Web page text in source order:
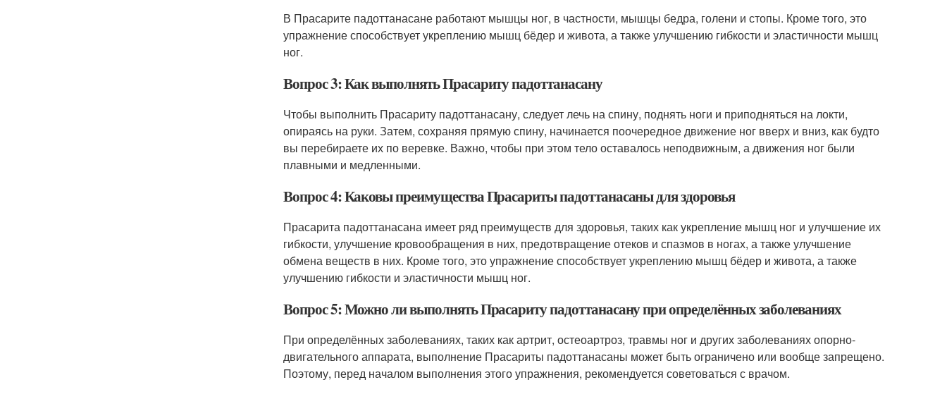
В Прасарите падоттанасане работают мышцы ног, в частности, мышцы бедра, голени и стопы. Кроме того, это
упражнение способствует укреплению мышц бёдер и живота, а также улучшению гибкости и эластичности мышц
ног.
Вопрос 3: Как выполнять Прасариту падоттанасану
Чтобы выполнить Прасариту падоттанасану, следует лечь на спину, поднять ноги и приподняться на локти,
опираясь на руки. Затем, сохраняя прямую спину, начинается поочередное движение ног вверх и вниз, как будто
вы перебираете их по веревке. Важно, чтобы при этом тело оставалось неподвижным, а движения ног были
плавными и медленными.
Вопрос 4: Каковы преимущества Прасариты падоттанасаны для здоровья
Прасарита падоттанасана имеет ряд преимуществ для здоровья, таких как укрепление мышц ног и улучшение их
гибкости, улучшение кровообращения в них, предотвращение отеков и спазмов в ногах, а также улучшение
обмена веществ в них. Кроме того, это упражнение способствует укреплению мышц бёдер и живота, а также
улучшению гибкости и эластичности мышц ног.
Вопрос 5: Можно ли выполнять Прасариту падоттанасану при определённых заболеваниях
При определённых заболеваниях, таких как артрит, остеоартроз, травмы ног и других заболеваниях опорно-
двигательного аппарата, выполнение Прасариты падоттанасаны может быть ограничено или вообще запрещено.
Поэтому, перед началом выполнения этого упражнения, рекомендуется советоваться с врачом.